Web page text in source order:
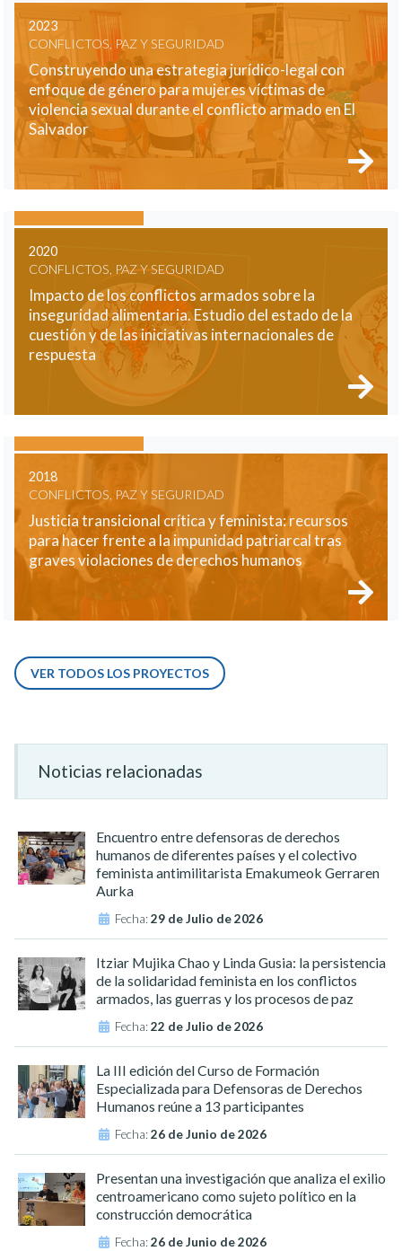
2023
CONFLICTOS, PAZ Y SEGURIDAD
Construyendo una estrategia jurídico-legal con
enfoque de género para mujeres víctimas de
violencia sexual durante el conflicto armado en El
Salvador
2020
CONFLICTOS, PAZ Y SEGURIDAD
Impacto de los conflictos armados sobre la
inseguridad alimentaria. Estudio del estado de la
cuestión y de las iniciativas internacionales de
respuesta
2018
CONFLICTOS, PAZ Y SEGURIDAD
Justicia transicional crítica y feminista: recursos
para hacer frente a la impunidad patriarcal tras
graves violaciones de derechos humanos
VER TODOS LOS PROYECTOS
Noticias relacionadas
Encuentro entre defensoras de derechos
humanos de diferentes países y el colectivo
feminista antimilitarista Emakumeok Gerraren
Aurka
Fecha:29 de Julio de 2026
Itziar Mujika Chao y Linda Gusia: la persistencia
de la solidaridad feminista en los conflictos
armados, las guerras y los procesos de paz
Fecha:22 de Julio de 2026
La III edición del Curso de Formación
Especializada para Defensoras de Derechos
Humanos reúne a 13 participantes
Fecha:26 de Junio de 2026
Presentan una investigación que analiza el exilio
centroamericano como sujeto político en la
construcción democrática
Fecha:26 de Junio de 2026